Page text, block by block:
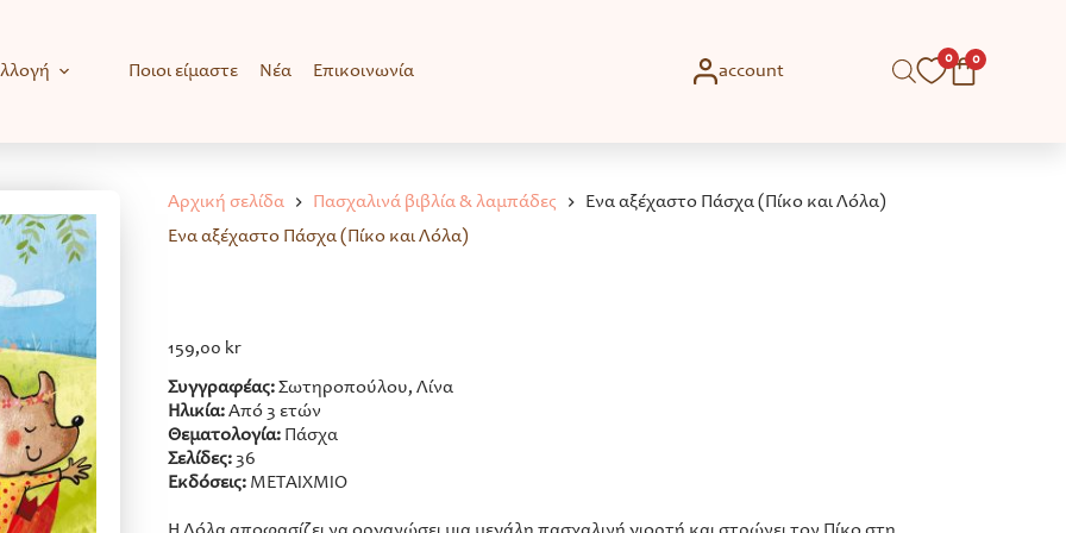
Ποιοι είμαστε Νέα Επικοινωνία account
0 0
Αρχική σελίδα Πασχαλινά βιβλία & λαμπάδες
Ένα αξέχαστο Πάσχα (Πίκο και Λόλα)
Ένα αξέχαστο Πάσχα (Πίκο και Λόλα)
159,00 kr
Συγγραφέας:Σωτηροπούλου, Λίνα
Ηλικία:Από 3 ετών
Θεματολογία: Πάσχα
Σελίδες: 36
Εκδόσεις: ΜΕΤΑΙΧΜΙΟ